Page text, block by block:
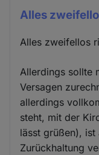
Alles
Alles zweifellos
Allerdings sollte
Versagen
allerdings
steht, mit der
lässt grüßen),
Zurückhaltung